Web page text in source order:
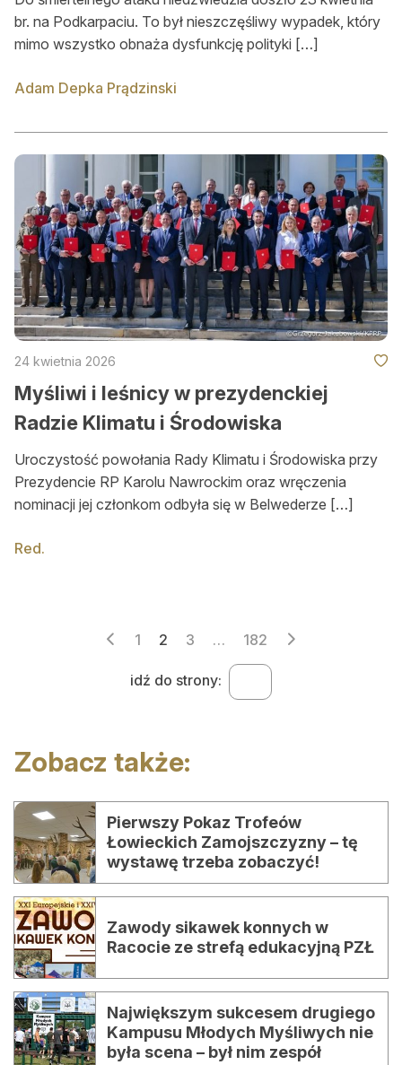
br. na Podkarpaciu. To był nieszczęśliwy wypadek, który
mimo wszystko obnaża dysfunkcję polityki […]
Adam Depka Prądzinski
24 kwietnia 2026
Myśliwi i leśnicy w prezydenckiej
Radzie Klimatu i Środowiska
Uroczystość powołania Rady Klimatu i Środowiska przy
Prezydencie RP Karolu Nawrockim oraz wręczenia
nominacji jej członkom odbyła się w Belwederze […]
Red.
Stronicowanie
1 2 3 … 182
idź do strony:
Zobacz także:
Pierwszy Pokaz Trofeów
Łowieckich Zamojszczyzny – tę
wystawę trzeba zobaczyć!
Zawody sikawek konnych w
Racocie ze strefą edukacyjną PZŁ
Największym sukcesem drugiego
Kampusu Młodych Myśliwych nie
była scena – był nim zespół